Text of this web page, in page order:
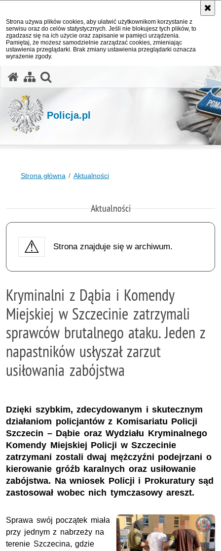
Strona używa plików cookies, aby ułatwić użytkownikom korzystanie z
serwisu oraz do celów statystycznych. Jeśli nie blokujesz tych plików, to
zgadzasz się na ich użycie oraz zapisanie w pamięci urządzenia.
Pamiętaj, że możesz samodzielnie zarządzać cookies, zmieniając
ustawienia przeglądarki. Brak zmiany ustawienia przeglądarki oznacza
wyrażenie zgody.
Policja.pl
Strona główna Aktualności
Aktualności
Strona znajduje się w archiwum.
Kryminalni z Dąbia i Komendy
Miejskiej w Szczecinie zatrzymali
sprawców brutalnego ataku. Jeden z
napastników usłyszał zarzut
usiłowania zabójstwa
Dzięki szybkim, zdecydowanym i skutecznym
działaniom policjantów z Komisariatu Policji
Szczecin – Dąbie oraz Wydziału Kryminalnego
Komendy Miejskiej Policji w Szczecinie
zatrzymani zostali dwaj mężczyźni podejrzani o
kierowanie gróźb karalnych oraz usiłowanie
zabójstwa. Na wniosek Policji i Prokuratury sąd
zastosował wobec nich tymczasowy areszt.
Sprawa swój początek miała
przy jednym z nabrzeży na
terenie Szczecina, gdzie